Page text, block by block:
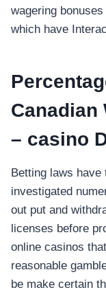
wagering
which have
Canadian
– casino
Betting laws
investigated
out put and
licenses before
online casinos
reasonable
be make certain